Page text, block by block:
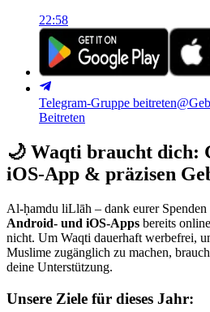
22:58
Telegram-Gruppe beitreten
Beitreten
🌙 Waqti braucht dich:
iOS-App & präzisen
Al-ḥamdu liLlāh – dank eurer
Android- und iOS-Apps bereits
nicht. Um Waqti dauerhaft werbefrei,
Muslime zugänglich zu machen,
deine Unterstützung.
Unsere Ziele für dieses Jahr: